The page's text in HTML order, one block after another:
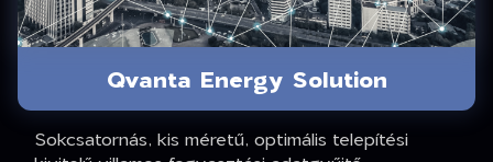
Qvanta Energy Solution
Sokcsatornás, kis méretű, optimális telepítési